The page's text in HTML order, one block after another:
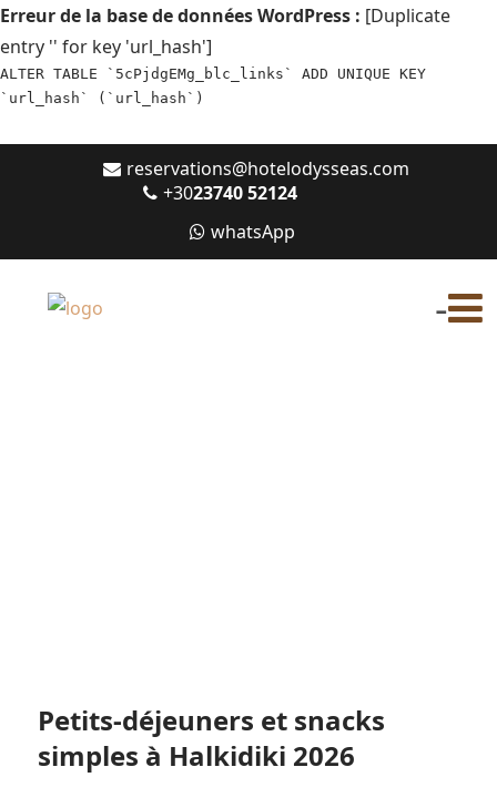
Erreur de la base de données WordPress : [Duplicate
entry '' for key 'url_hash']
ALTER TABLE `5cPjdgEMg_blc_links` ADD UNIQUE KEY
`url_hash` (`url_hash`)
reservations@hotelodysseas.com
+3023740 52124
whatsApp
-
Petits-déjeuners et snacks
simples à Halkidiki 2026